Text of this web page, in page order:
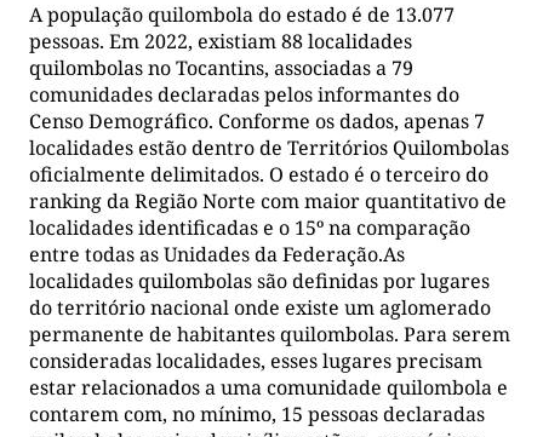
A população quilombola do estado é de 13.077
pessoas. Em 2022, existiam 88 localidades
quilombolas no Tocantins, associadas a 79
comunidades declaradas pelos informantes do
Censo Demográfico. Conforme os dados, apenas 7
localidades estão dentro de Territórios Quilombolas
oficialmente delimitados. O estado é o terceiro do
ranking da Região Norte com maior quantitativo de
localidades identificadas e o 15º na comparação
entre todas as Unidades da Federação.As
localidades quilombolas são definidas por lugares
do território nacional onde existe um aglomerado
permanente de habitantes quilombolas. Para serem
consideradas localidades, esses lugares precisam
estar relacionados a uma comunidade quilombola e
contarem com, no mínimo, 15 pessoas declaradas